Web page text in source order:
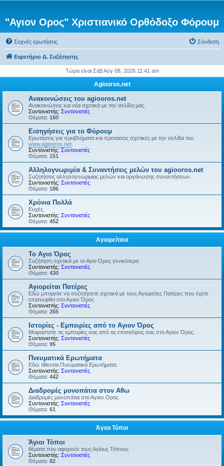
"Αγιον Ορος" Χριστιανικό Ορθόδοξο Φόρουμ
Συχνές ερωτήσεις Σύνδεση
Ευρετήριο Δ. Συζήτησης
Τώρα είναι Σάβ Αύγ 08, 2026 11:41 am
Agiooros.net
Ανακοινώσεις του agiooros.net
Ανακοινώσεις και νέα σχετικά με την σελίδα μας.
Συντονιστής: Συντονιστές
Θέματα: 160
Εισηγήσεις για το Φόρουμ
Ερωτήσεις για προβλήματα και προτάσεις σχετικές με την σελίδα του
www.agiooros.net
Συντονιστής: Συντονιστές
Θέματα: 151
Αλληλογνωριμία & Συναντήσεις μελών του agiooros.net
Συζητήσεις αλληλογνωριμίας μελών και οργάνωσης συναντήσεων.
Συντονιστής: Συντονιστές
Θέματα: 186
Χρόνια Πολλά
Ευχές.
Συντονιστής: Συντονιστές
Θέματα: 452
Αγιορείτικα
Το Αγιο Όρος
Συζήτηση σχετικά με το Αγιο Όρος γενικότερα.
Συντονιστής: Συντονιστές
Θέματα: 430
Αγιορείται Πατέρες
Εδώ μπορείτε να συζητήσετε σχετικά με τους Αγιορείτες Πατέρες που έχετε
επισκεφθεί στο Αγιον Όρος
Συντονιστής: Συντονιστές
Θέματα: 265
Ιστορίες - Εμπειρίες από το Αγιον Όρος
Μοιραστείτε τις εμπειρίες σας από τις επισκέψεις σας στο Αγιον Όρος.
Συντονιστής: Συντονιστές
Θέματα: 95
Πνευματικά Ερωτήματα
Εδώ τίθενται Πνευματικά Ερωτήματα.
Συντονιστής: Συντονιστές
Θέματα: 442
Διαδρομές μονοπάτια στον Αθω
Διαδρομές μονοπάτια στο Αγιον Ορος
Συντονιστής: Συντονιστές
Θέματα: 61
Άγιοι Τόποι
Άγιοι Τόποι
θέματα που αφορούν τους Αγίους Τόπους
Συντονιστής: Συντονιστές
Θέματα: 82